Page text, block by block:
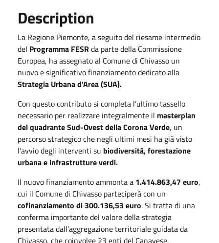
Description
La Regione Piemonte, a seguito del riesame intermedio
del Programma FESRda parte della Commissione
Europea, ha assegnato al Comune di Chivasso un
nuovo e significativo finanziamento dedicato alla
Strategia Urbana d’Area (SUA).
Con questo contributo si completa l’ultimo tassello
necessario per realizzare integralmente il masterplan
del quadrante Sud-Ovest della Corona Verde, un
percorso strategico che negli ultimi mesi ha già visto
l’avvio degli interventi su biodiversità, forestazione
urbana e infrastrutture verdi.
Il nuovo finanziamento ammonta a 1.414.863,47 euro,
cui il Comune di Chivasso parteciperà con un
cofinanziamento di 300.136,53 euro. Si tratta di una
conferma importante del valore della strategia
presentata dall’aggregazione territoriale guidata da
Chivasso, che coinvolge 23 enti del Canavese,